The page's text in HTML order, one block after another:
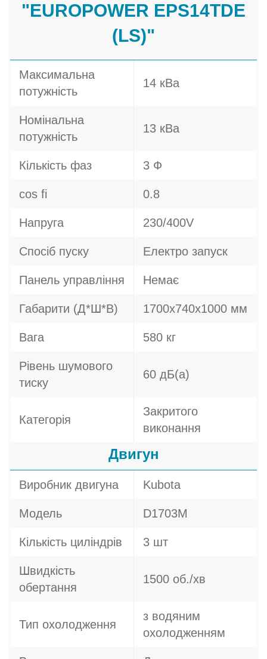
"EUROPOWER EPS14TDE
(LS)"
Максимальна
потужність
14 кВа
Номінальна
потужність
13 кВа
Кількість фаз 3 Ф
cos fi 0.8
Напруга 230/400V
Спосіб пуску Електро запуск
Панель управління Немає
Габарити (Д*Ш*В) 1700х740х1000 мм
Вага 580 кг
Рівень шумового
тиску
60 дБ(а)
Категорія
Закритого
виконання
Двигун
Виробник двигуна Kubota
Модель D1703M
Кількість циліндрів 3 шт
Швидкість
обертання
1500 об./хв
Тип охолодження
з водяним
охолодженням